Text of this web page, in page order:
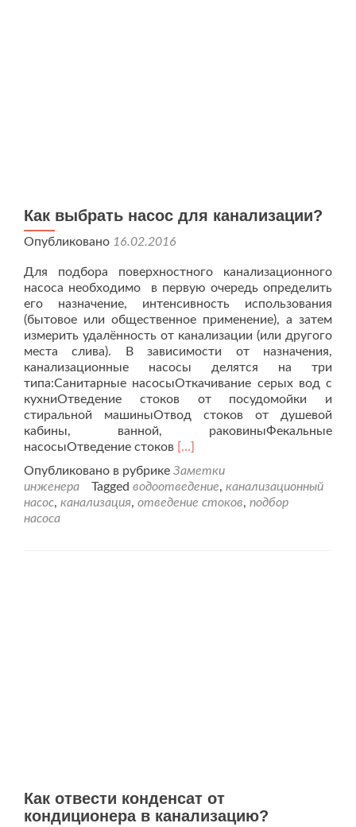
Как выбрать насос для канализации?
Опубликовано 16.02.2016
Для подбора поверхностного канализационного
насоса необходимо в первую очередь определить
его назначение, интенсивность использования
(бытовое или общественное применение), а затем
измерить удалённость от канализации (или другого
места слива). В зависимости от назначения,
канализационные насосы делятся на три
типа:Санитарные насосыОткачивание серых вод с
кухниОтведение стоков от посудомойки и
стиральной машиныОтвод стоков от душевой
кабины, ванной, раковиныФекальные
насосыОтведение стоков Читать
проКак
выбрать
насос
[…]
Опубликовано в рубрике Заметки
инженера
Tagged водоотведение, канализационный
насос, канализация, отведение стоков, подбор
насоса
Как отвести конденсат от
кондиционера в канализацию?